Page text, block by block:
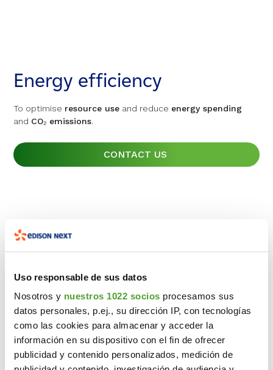
Uso responsable de sus datos
Nosotros y nuestros 1022 socios procesamos sus
datos personales, p.ej., su dirección IP, con tecnologías
como las cookies para almacenar y acceder la
información en su dispositivo con el fin de ofrecer
publicidad y contenido personalizados, medición de
Energy efficiency
To optimise resource use and reduce energy spending
and CO₂ emissions.
CONTACT US
Energy efficiency
To optimise resource use and reduce energy spending
and CO₂ emissions.
CONTACT US
Energy efficiency
To optimise resource use and reduce energy spending
and CO₂ emissions.
CONTACT US